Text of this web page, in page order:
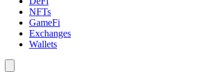
NFTs
GameFi
Exchanges
Wallets